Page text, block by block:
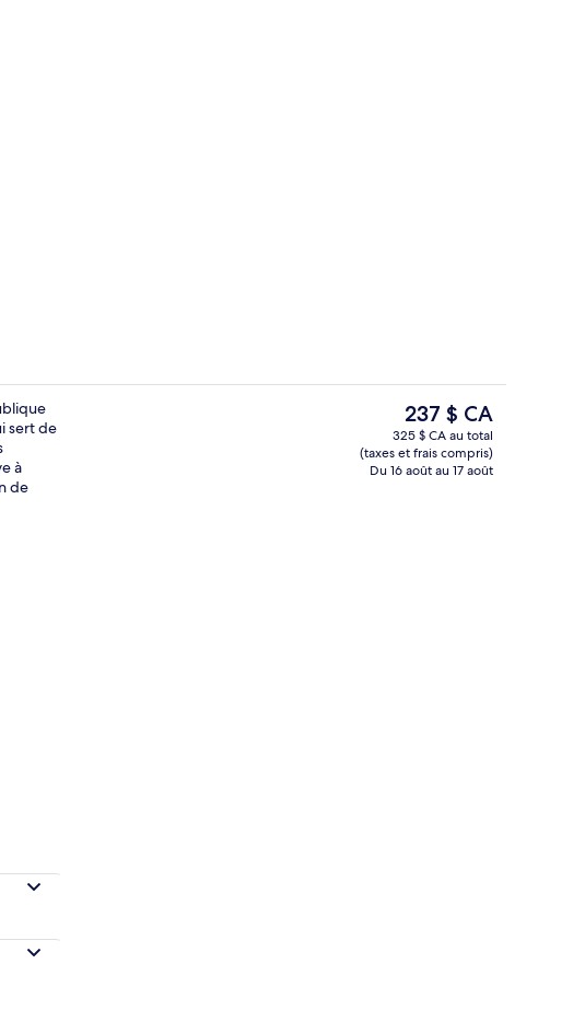
Draps en coton égyptien, literie de qualité, minibar Extérieur
sert de
à
de
Le
prix
actuel
est
237 $ CA
325 $ CA au total
(taxes et frais compris)
Du 16 août au 17 août